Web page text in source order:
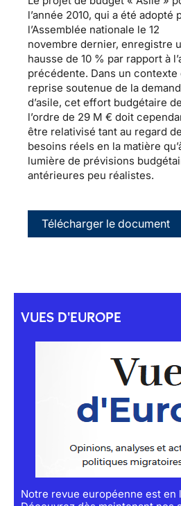
l’année 2010, qui a été adopté
l’Assemblée nationale le 12
novembre dernier, enregistre
hausse de 10 % par rapport à
précédente. Dans un contexte
reprise soutenue de la
d’asile, cet effort budgétaire de
l’ordre de 29 M € doit
être relativisé tant au regard
besoins réels en la matière
lumière de prévisions
antérieures peu réalistes.
Télécharger le document
VUES D'EUROPE
Notre revue européenne est en